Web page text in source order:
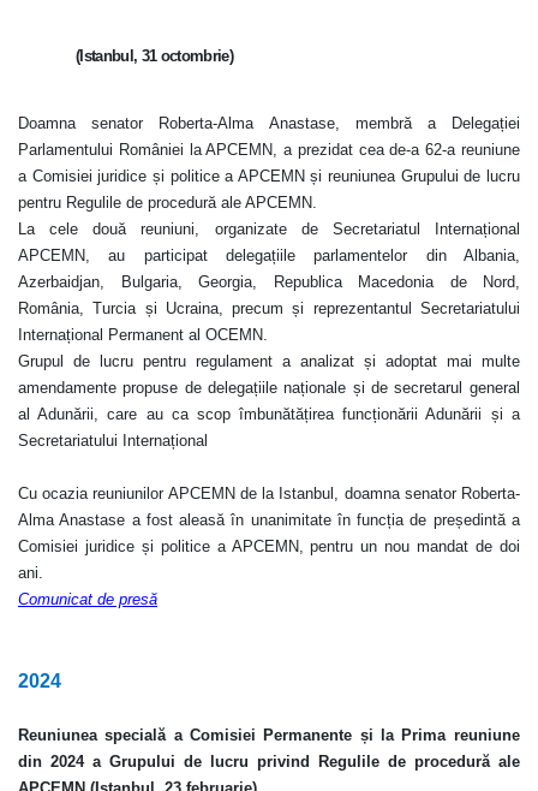
(Istanbul, 31 octombrie)
Doamna senator Roberta-Alma Anastase, membră a Delegației
Parlamentului României la APCEMN, a prezidat cea de-a 62-a reuniune
a Comisiei juridice și politice a APCEMN și reuniunea Grupului de lucru
pentru Regulile de procedură ale APCEMN.
La cele două reuniuni, organizate de Secretariatul Internațional
APCEMN,au participat delegațiile parlamentelor din Albania,
Azerbaidjan, Bulgaria, Georgia, Republica Macedonia de Nord,
România, Turcia și Ucraina, precum și reprezentantul Secretariatului
Internațional Permanent al OCEMN.
Grupul de lucru pentru regulament a analizat și adoptat mai multe
amendamente propuse de delegațiile naționale și de secretarul general
al Adunării, care au ca scop îmbunătățirea funcționării Adunării și a
Secretariatului Internațional
Cu ocazia reuniunilor APCEMN de la Istanbul, doamna senator Roberta-
Alma Anastase a fost aleasă în unanimitate în funcția de președintă a
Comisiei juridice și politice a APCEMN, pentru un nou mandat de doi
ani.
Comunicat de presă
2024
Reuniunea specială a Comisiei Permanente și la Prima reuniune
din 2024 a Grupului de lucru privind Regulile de procedură ale